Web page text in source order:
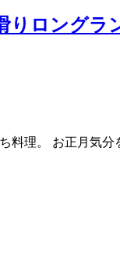
りロングラ
理。 お正月気